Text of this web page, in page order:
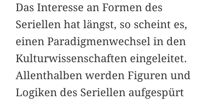
Das Interesse an Formen des
Seriellen hat längst, so scheint es,
einen Paradigmenwechsel in den
Kulturwissenschaften eingeleitet.
Allenthalben werden Figuren und
Logiken des Seriellen aufgespürt